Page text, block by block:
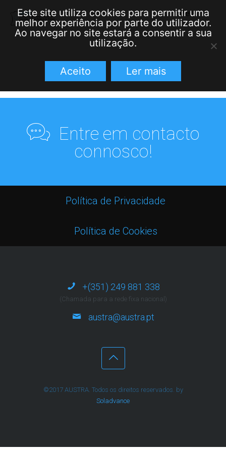
Menu≡
Entre em contacto
connosco!
Política de Privacidade
Política de Cookies
+(351) 249 881 338
austra@austra.pt
(Chamada para a rede fixa nacional)
©2017 AUSTRA. Todos os direitos reservados. by
Soladvance
Este site utiliza cookies para permitir uma
melhor experiência por parte do utilizador.
Ao navegar no site estará a consentir a sua
utilização.
Aceito Ler mais